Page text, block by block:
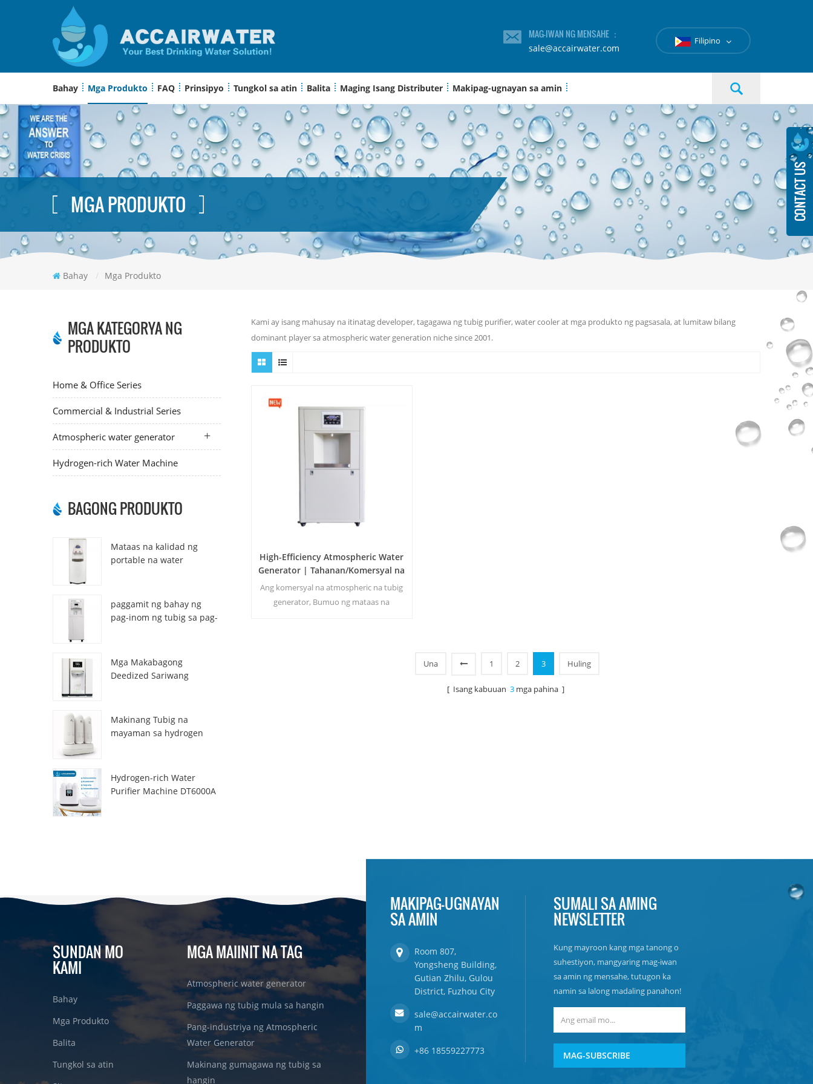
MAG-IWAN NG MENSAHE ：
sale@accairwater.com
Filipino
Bahay Mga Produkto FAQ Prinsipyo Tungkol sa atin Balita Maging Isang Distributer Makipag-ugnayan sa amin
MGA PRODUKTO
Bahay / Mga Produkto
MGA KATEGORYA NG
PRODUKTO
Home & Office Series
Commercial & Industrial Series
Atmospheric water generator
Hydrogen-rich Water Machine
BAGONG PRODUKTO
Mataas na kalidad ng
portable na water
paggamit ng bahay ng
pag-inom ng tubig sa pag-
Mga Makabagong
Deedized Sariwang
ZL9510W
Makinang Tubig na
mayaman sa hydrogen
Hydrogen-rich Water
Purifier Machine DT6000A
Kami ay isang mahusay na itinatag developer, tagagawa ng tubig purifier, water cooler at mga produkto ng pagsasala, at lumitaw bilang
dominant player sa atmospheric water generation niche since 2001.
High-Efficiency Atmospheric Water
Generator | Tahanan/Komersyal na
Eco-Friendly na Device | EA-60E
Ang komersyal na atmospheric na tubig
generator, Bumuo ng mataas na
Una
1 2 3 Huling
[ Isang kabuuan 3mga pahina ]
SUNDAN MO
KAMI
Bahay
Mga Produkto
Balita
Tungkol sa atin
MGA MAIINIT NA TAG
Atmospheric water generator
Paggawa ng tubig mula sa hangin
Pang-industriya ng Atmospheric
Water Generator
Makinang gumagawa ng tubig sa
hangin
MAKIPAG-UGNAYAN
SA AMIN
Room 807,
Yongsheng Building,
Gutian Zhilu, Gulou
District, Fuzhou City
sale@accairwater.co
m
+86 18559227773
SUMALI SA AMING
NEWSLETTER
Kung mayroon kang mga tanong o
suhestiyon, mangyaring mag-iwan
sa amin ng mensahe, tutugon ka
namin sa lalong madaling panahon!
MAG-SUBSCRIBE